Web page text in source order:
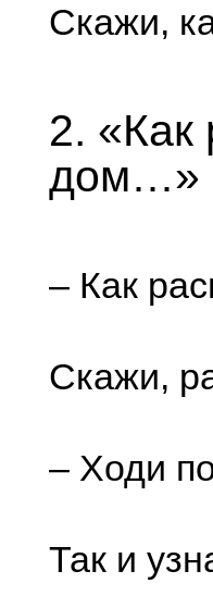
Скажи,
2. «Как
дом…»
– Как
Скажи,
– Ходи
Так и